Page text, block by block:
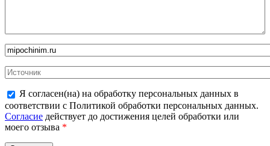
Я согласен(на) на обработку персональных данных в
соответствии с Политикой обработки персональных данных.
Согласие действует до достижения целей обработки или
моего отзыва *